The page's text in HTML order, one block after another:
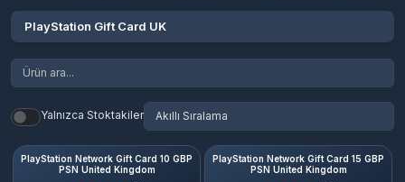
PlayStation Gift Card UK
Yalnızca Stoktakiler
PlayStation Network Gift Card 10 GBP
PSN United Kingdom
PlayStation Network Gift Card 15 GBP
PSN United Kingdom